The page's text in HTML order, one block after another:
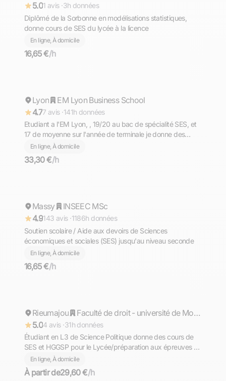
5.01 avis ·3h données
Diplômé de la Sorbonne en modélisations statistiques,
donne cours de SES du lycée à la licence
En ligne, À domicile
16,65 €/h
Répond rapidement
Lyon
EM Lyon Business School
4.77 avis ·141h données
Etudiant a l'EM Lyon, , 19/20 au bac de spécialité SES, et
17 de moyenne sur l'année de terminale je donne des
cours à Lyon et en ligne.
En ligne, À domicile
33,30 €/h
Répond rapidement
Massy
INSEEC MSc
4.9143 avis ·1186h données
Soutien scolaire / Aide aux devoirs de Sciences
économiques et sociales (SES) jusqu'au niveau seconde
En ligne, À domicile
16,65 €/h
Répond rapidement
Rieumajou
Faculté de droit - université de Montpellier
5.04 avis ·31h données
Étudiant en L3 de Science Politique donne des cours de
SES et HGGSP pour le Lycée/préparation aux épreuves du
Bac et transition avec le supérieur
En ligne, À domicile
À partir de29,60 €/h